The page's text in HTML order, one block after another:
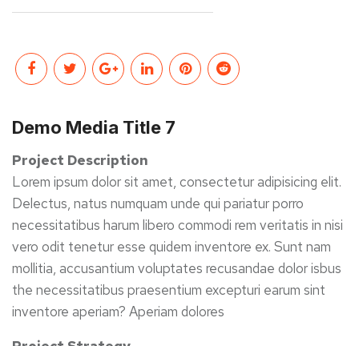
Demo Media Title 7
Project Description
Lorem ipsum dolor sit amet, consectetur adipisicing elit.
Delectus, natus numquam unde qui pariatur porro
necessitatibus harum libero commodi rem veritatis in nisi
vero odit tenetur esse quidem inventore ex. Sunt nam
mollitia, accusantium voluptates recusandae dolor isbus
the necessitatibus praesentium excepturi earum sint
inventore aperiam? Aperiam dolores